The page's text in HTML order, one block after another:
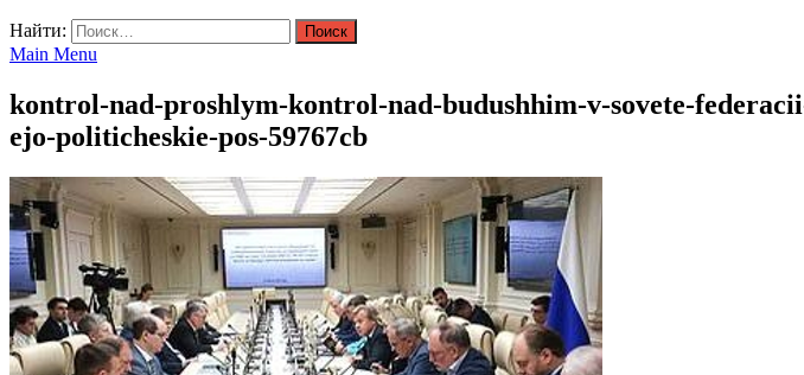
Найти:
Main Menu
kontrol-nad-proshlym-kontrol-nad-budushhim-v-sovete-
ejo-politicheskie-pos-59767cb